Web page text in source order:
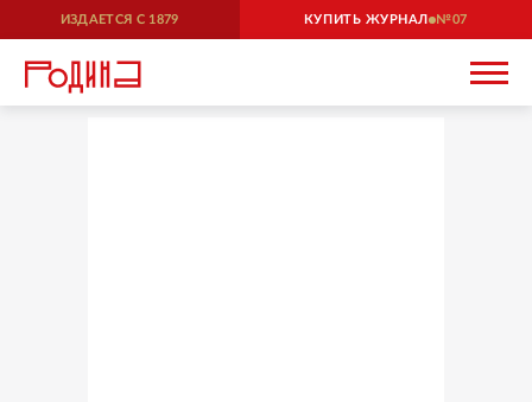
ИЗДАЕТСЯ С 1879 КУПИТЬ ЖУРНАЛ 07